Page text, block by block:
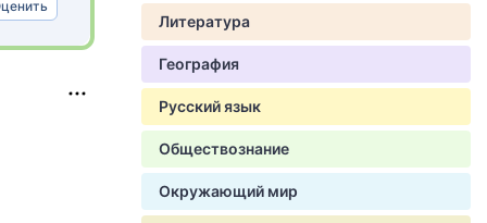
Литература
География
Русский язык
Обществознание
Окружающий мир